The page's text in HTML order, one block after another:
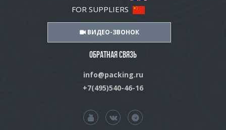
FOR SUPPLIERS
ВИДЕО-ЗВОНОК
ОБРАТНАЯ СВЯЗЬ
info@packing.ru
+7(495)540-46-16